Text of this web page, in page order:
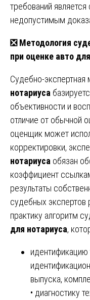
требований
недопустимым
❎ Методология
при оценке авто
Судебно-экспертная
нотариуса
объективности и
отличие от обычной
оценщик может
корректировки,
нотариуса обязан
коэффициент
результаты
судебных экспертов
практику алгоритм
для нотариуса,
идентификацию
выпуска,
• диагностику